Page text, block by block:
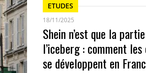
ETUDES
18/11/2025
Shein n’est que la
l’iceberg : comment
se développent en